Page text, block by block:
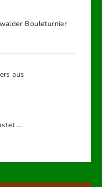
Bouleturnier
aus
…